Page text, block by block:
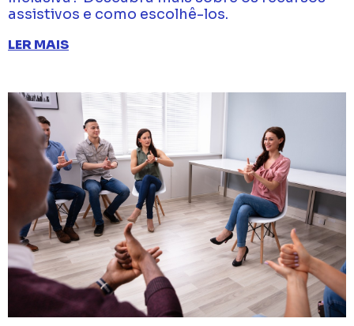
assistivos e como escolhê-los.
LER MAIS